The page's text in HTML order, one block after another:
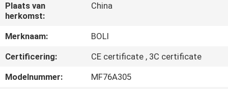
OVER
ONS
FABRIEKSTOCHT
Plaats van
herkomst:
China
Merknaam:
BOLI
Certificering:
CE certificate , 3C certificate
Modelnummer:
MF76A305